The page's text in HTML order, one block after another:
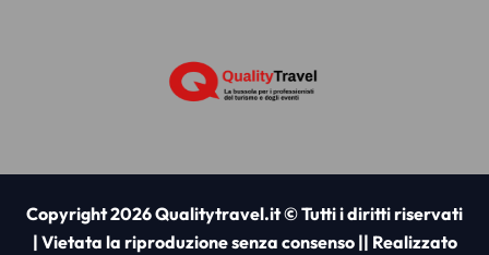
Copyright 2026 Qualitytravel.it © Tutti i diritti riservati
| Vietata la riproduzione senza consenso || Realizzato